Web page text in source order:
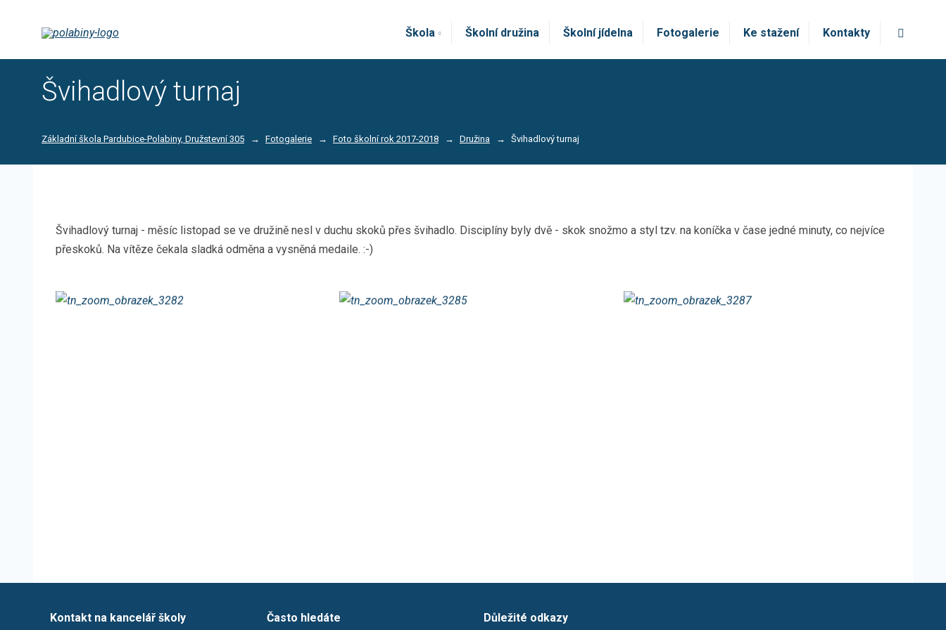
Škola Školní družina Školní jídelna Fotogalerie Ke stažení Kontakty
Švihadlový turnaj
Základní škola Pardubice-Polabiny, Družstevní 305 Fotogalerie Foto školní rok 2017-2018 Družina Švihadlový turnaj
Švihadlový turnaj - měsíc listopad se ve družině nesl v duchu skoků přes švihadlo. Disciplíny byly dvě - skok snožmo a styl tzv. na koníčka v čase jedné minuty, co nejvíce
přeskoků. Na vítěze čekala sladká odměna a vysněná medaile. :-)
Kontakt na kancelář školy Často hledáte Důležité odkazy